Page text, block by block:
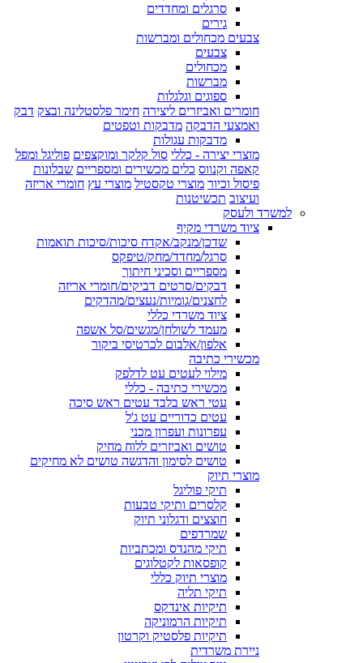
סרגלים ומחדדים
גירים
צבעים מכחולים ומברשות
צבעים
מכחולים
מברשות
ספוגים וגלגלות
חומרים ואביזרים ליצירה חימר פלסטלינה ובצק דבק
ואמצעי הדבקה מדבקות וטפטים
מדבקות עגולות
מוצרי יצירה - כללי סול קלקר ומוקצפים פוליגל ומפל
קאפה וקנווס כלים מכשירים ומספריים שבלונות
פיסול וכיור מוצרי טקסטיל מוצרי עץ חומרי אריזה
ועיצוב תכשיטנות
למשרד ולעסק
ציוד משרדי מקיף
שדכן/מנקב/אקדח סיכות/סיכות תואמות
סרגל/מחדד/מחק/טיפקס
מספריים וסכיני חיתוך
דבקים/סרטים דביקים/חומרי אריזה
לחצנים/גומיות/נעצים/מהדקים
ציוד משרדי כללי
מעמד לשולחן/מגשים/סל אשפה
אלפון/אלבום לכרטיסי ביקור
מכשירי כתיבה
מילוי לעטים עט לדלפק
מכשירי כתיבה - כללי
עטי ראש בלבד עטים ראש סיכה
עטים כדוריים עט ג'ל
עפרונות ועפרון מכני
טושים ואביזרים ללוח מחיק
טושים לסימון והדגשה טושים לא מחיקים
מוצרי תיוק
תיקי פוליגל
קלסרים ותיקי טבעות
חוצצים ודגלוני תיוק
שמרדפים
תיקי מהנדס ומכתביות
קופסאות לקטלוגים
מוצרי תיוק כללי
תיקי תליה
תיקיות אינדקס
תיקיות הרמוניקה
תיקיות פלסטיק וקרטון
ניירת משרדית